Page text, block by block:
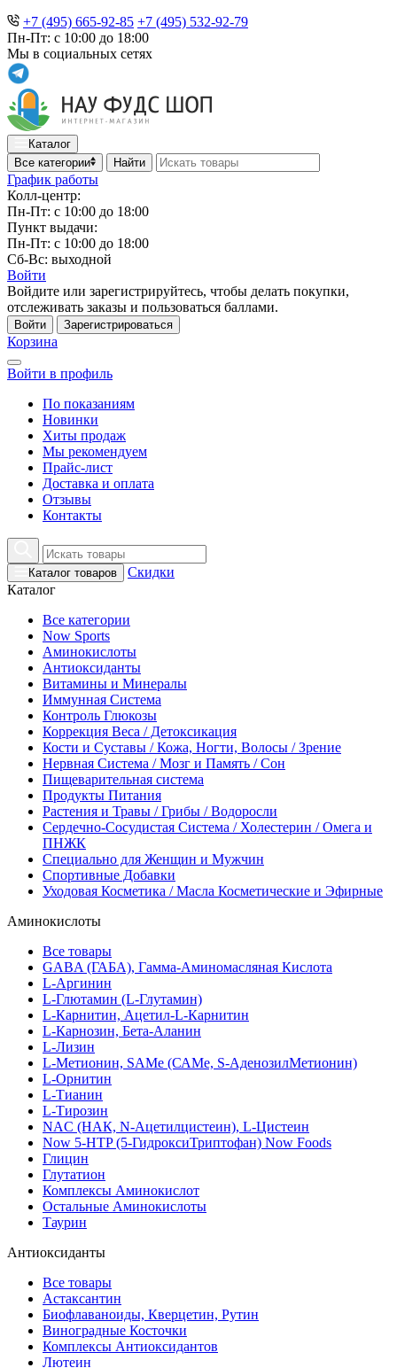
+7 (495) 665-92-85 +7 (495) 532-92-79
Пн-Пт: с 10:00 до 18:00
Мы в социальных сетях
Каталог
Все категории
Найти
График работы
Колл-центр:
Пн-Пт: с 10:00 до 18:00
Пункт выдачи:
Пн-Пт: с 10:00 до 18:00
Сб-Вс: выходной
Войти
Войдите или зарегистрируйтесь, чтобы делать покупки,
отслеживать заказы и пользоваться баллами.
Войти Зарегистрироваться
Корзина
Войти в профиль
По показаниям
Новинки
Хиты продаж
Мы рекомендуем
Прайс-лист
Доставка и оплата
Отзывы
Контакты
Каталог товаров
Скидки
Каталог
Все категории
Now Sports
Аминокислоты
Антиоксиданты
Витамины и Минералы
Иммунная Система
Контроль Глюкозы
Коррекция Веса / Детоксикация
Кости и Суставы / Кожа, Ногти, Волосы / Зрение
Нервная Система / Мозг и Память / Сон
Пищеварительная система
Продукты Питания
Растения и Травы / Грибы / Водоросли
Сердечно-Сосудистая Система / Холестерин / Омега и
ПНЖК
Специально для Женщин и Мужчин
Спортивные Добавки
Уходовая Косметика / Масла Косметические и Эфирные
Аминокислоты
Все товары
GABA (ГАБА), Гамма-Аминомасляная Кислота
L-Аргинин
L-Глютамин (L-Глутамин)
L-Карнитин, Ацетил-L-Карнитин
L-Карнозин, Бета-Аланин
L-Лизин
L-Метионин, SAMe (САМе, S-АденозилМетионин)
L-Орнитин
L-Тианин
L-Тирозин
NAC (НАК, N-Ацетилцистеин), L-Цистеин
Now 5-HTP (5-ГидроксиТриптофан) Now Foods
Глицин
Глутатион
Комплексы Аминокислот
Остальные Аминокислоты
Таурин
Антиоксиданты
Все товары
Астаксантин
Биофлаваноиды, Кверцетин, Рутин
Виноградные Косточки
Комплексы Антиоксидантов
Лютеин